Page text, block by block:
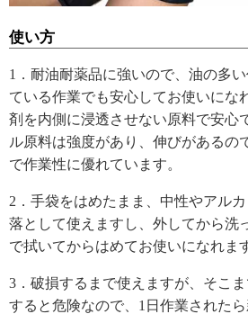
使い方
1．耐油耐薬品に強いので、油の多
ている作業でも安心してお使いにな
剤を内側に浸透させない原料で安心
ル原料は強度があり、伸びがあるの
で作業性に優れています。
2．手袋をはめたまま、中性やアル
落として使えますし、外してから洗
で拭いてからはめてお使いになれま
3．破損するまで使えますが、そこ
すると危険なので、1日作業された